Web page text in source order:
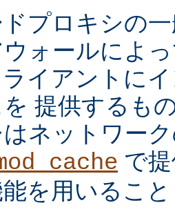
プロキシの
ォールによ
イアントに
提供するも
ネットワー
で
を用いるこ